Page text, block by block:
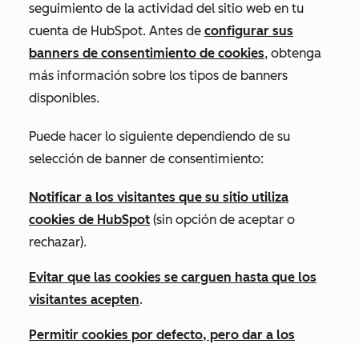
seguimiento de la actividad del sitio web en tu
cuenta de HubSpot. Antes de configurar sus
banners de consentimiento de cookies, obtenga
más información sobre los tipos de banners
disponibles.
Puede hacer lo siguiente dependiendo de su
selección de banner de consentimiento:
Notificar a los visitantes que su sitio utiliza
cookies de HubSpot (sin opción de aceptar o
rechazar).
Evitar que las cookies se carguen hasta que los
visitantes acepten.
Permitir cookies por defecto, pero dar a los